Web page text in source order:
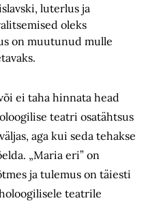
luterlus ja
oleks
on muutunud mulle
ei taha hinnata head
teatri osatähtsus
aga kui seda tehakse
„Maria eri” on
ja tulemus on täiesti
teatrile